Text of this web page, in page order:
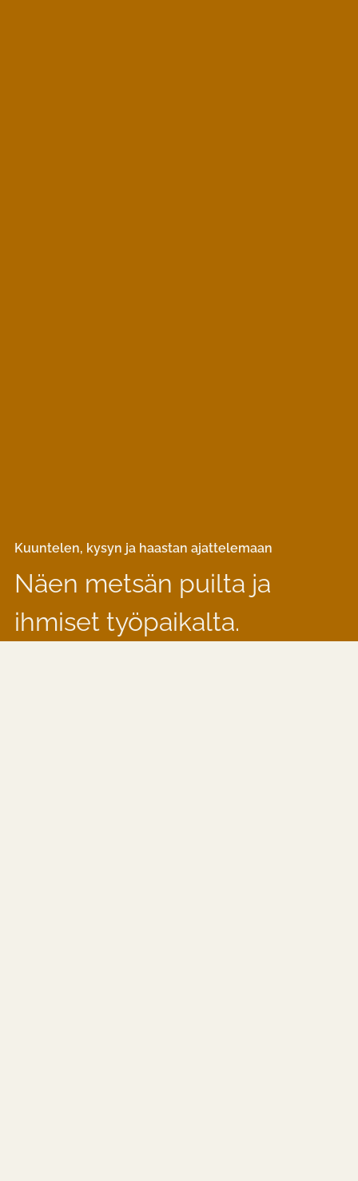
Kuuntelen, kysyn ja haastan ajattelemaan
Näen metsän puilta ja
ihmiset työpaikalta.